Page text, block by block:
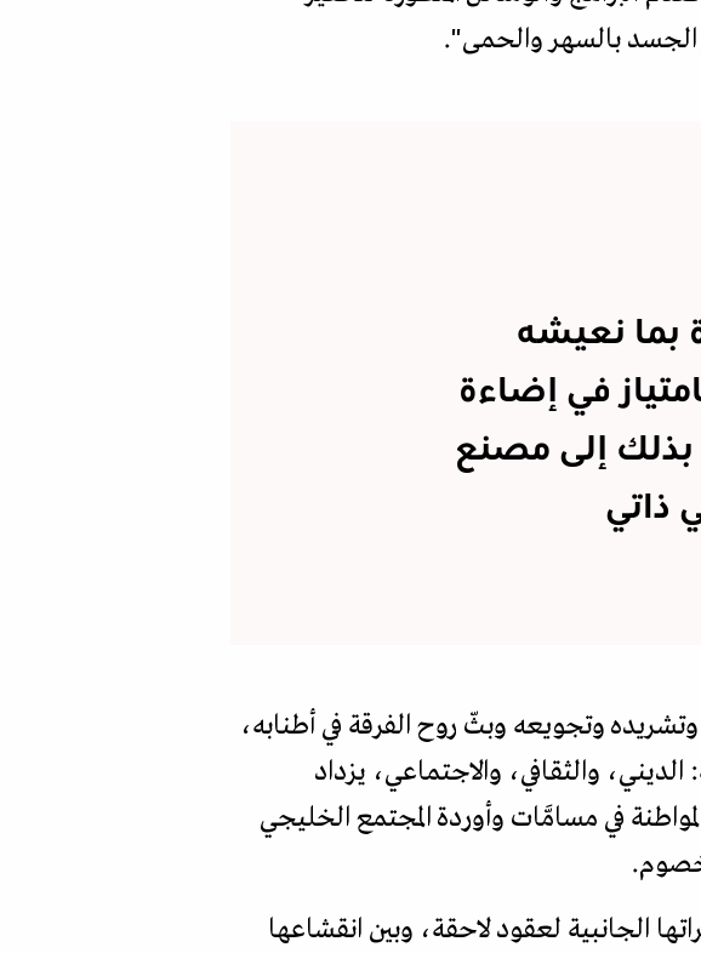
الجسد بالسهر والحمى".
بما نعيشه
في إضاءة
بذلك إلى مصنع
ذاتي
وتجويعه وبثّ روح الفرقة في أطنابه،
والثقافي، والاجتماعي، يزداد
في مسامَّات وأوردة المجتمع الخليجي
الجانبية لعقود لاحقة، وبين انقشاعها